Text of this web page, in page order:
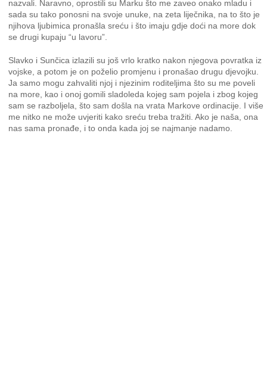
nazvali. Naravno, oprostili su Marku što me zaveo onako mladu i
sada su tako ponosni na svoje unuke, na zeta liječnika, na to što je
njihova ljubimica pronašla sreću i što imaju gdje doći na more dok
se drugi kupaju “u lavoru”.
Slavko i Sunčica izlazili su još vrlo kratko nakon njegova povratka iz
vojske, a potom je on poželio promjenu i pronašao drugu djevojku.
Ja samo mogu zahvaliti njoj i njezinim roditeljima što su me poveli
na more, kao i onoj gomili sladoleda kojeg sam pojela i zbog kojeg
sam se razboljela, što sam došla na vrata Markove ordinacije. I više
me nitko ne može uvjeriti kako sreću treba tražiti. Ako je naša, ona
nas sama pronađe, i to onda kada joj se najmanje nadamo.